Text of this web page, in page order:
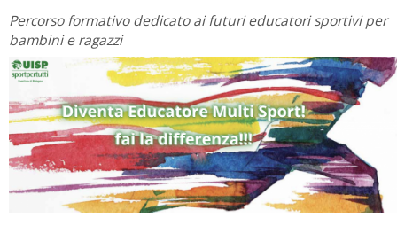
Percorso formativo dedicato ai futuri educatori sportivi per
bambini e ragazzi